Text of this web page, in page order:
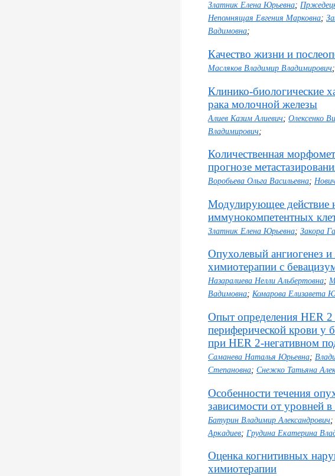
Златник Елена Юрьевна;
Непомнящая Евгения Марковна;
Вадимовна;
Качество жизни и
Масляков Владимир Владимирович
Клинико-биологические
рака молочной железы
Алиев Казим Алиевич ; Олексенко
Владимирович ;
Количественная
прогнозе
Воробьева Ольга Васильевна;
Модулирующее действие
иммунокомпетентных
Златник Елена Юрьевна; Закора
Опухолевый ангиогенез
химиотерапии с
Назаралиева Нелли Альбертовна;
Вадимовна; Комарова Елизавета
Опыт определения HER
периферической крови у
при HER 2-негативном
Саманева Наталья Юрьевна;
Степановна; Снежко Татьяна
Особенности течения
зависимости от уровней
Батурин Владимир Александрович ;
Аркадиев; Грудина Екатерина
Оценка когнитивных
химиотерапии